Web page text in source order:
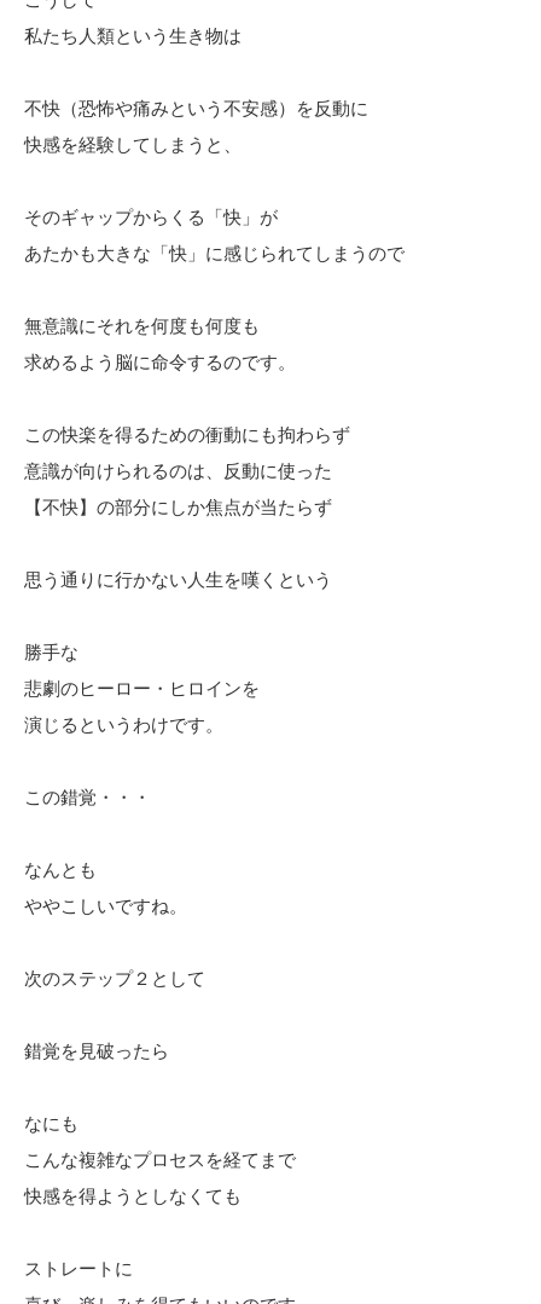
私たち人類という生き物は
不快（恐怖や痛みという不安感）を反動に
快感を経験してしまうと、
そのギャップからくる「快」が
あたかも大きな「快」に感じられてしまうので
無意識にそれを何度も何度も
求めるよう脳に命令するのです。
この快楽を得るための衝動にも拘わらず
意識が向けられるのは、反動に使った
【不快】の部分にしか焦点が当たらず
思う通りに行かない人生を嘆くという
勝手な
悲劇のヒーロー・ヒロインを
演じるというわけです。
この錯覚・・・
なんとも
ややこしいですね。
次のステップ２として
錯覚を見破ったら
なにも
こんな複雑なプロセスを経てまで
快感を得ようとしなくても
ストレートに